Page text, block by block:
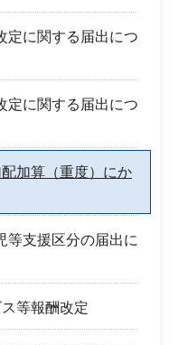
定に関する届出につ
定に関する届出につ
加算（重度）にか
等支援区分の届出に
等報酬改定